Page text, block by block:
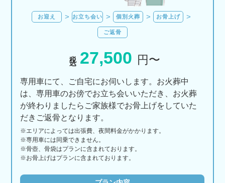
お迎え お立ち会い 個別火葬 お骨上げ
ご返骨
27,500 円〜
専用車にて、ご自宅にお伺いします。お火葬中
は、専用車のお傍でお立ち会いいただき、お火葬
が終わりましたらご家族様でお骨上げをしていた
だきご返骨となります。
※エリアによっては出張費、夜間料金がかかります。
※専用車には同乗できません。
※骨壺、骨袋はプランに含まれております。
※お骨上げはプランに含まれております。